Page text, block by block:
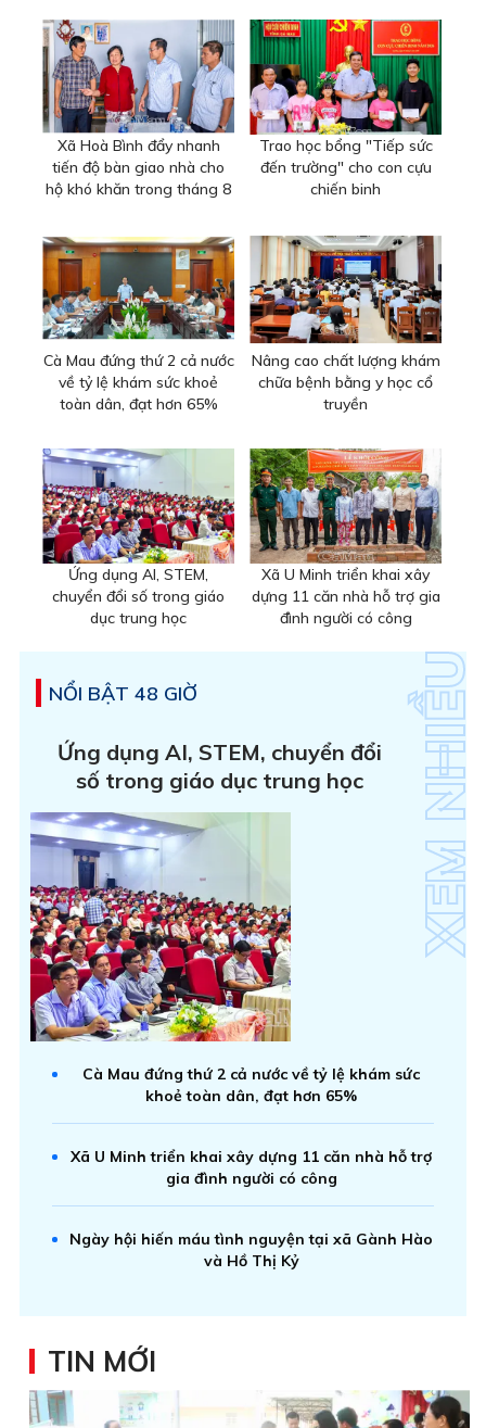
Xã Hoà Bình đẩy nhanh
tiến độ bàn giao nhà cho
hộ khó khăn trong tháng 8
Trao học bổng "Tiếp sức
đến trường" cho con cựu
chiến binh
Cà Mau đứng thứ 2 cả nước
về tỷ lệ khám sức khoẻ
toàn dân, đạt hơn 65%
Nâng cao chất lượng khám
chữa bệnh bằng y học cổ
truyền
Ứng dụng AI, STEM,
chuyển đổi số trong giáo
dục trung học
Xã U Minh triển khai xây
dựng 11 căn nhà hỗ trợ gia
đình người có công
NỔI BẬT 48 GIỜ
Ứng dụng AI, STEM, chuyển đổi
số trong giáo dục trung học
Cà Mau đứng thứ 2 cả nước về tỷ lệ khám sức
khoẻ toàn dân, đạt hơn 65%
Xã U Minh triển khai xây dựng 11 căn nhà hỗ trợ
gia đình người có công
Ngày hội hiến máu tình nguyện tại xã Gành Hào
và Hồ Thị Kỷ
TIN MỚI